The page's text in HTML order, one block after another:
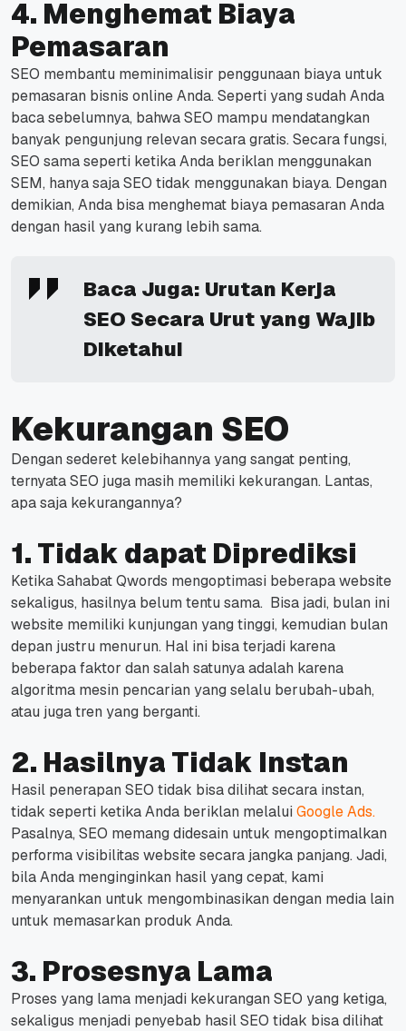
4. Menghemat Biaya
Pemasaran
SEO membantu meminimalisir penggunaan biaya untuk
pemasaran bisnis online Anda. Seperti yang sudah Anda
baca sebelumnya, bahwa SEO mampu mendatangkan
banyak pengunjung relevan secara gratis. Secara fungsi,
SEO sama seperti ketika Anda beriklan menggunakan
SEM, hanya saja SEO tidak menggunakan biaya. Dengan
demikian, Anda bisa menghemat biaya pemasaran Anda
dengan hasil yang kurang lebih sama.
Baca Juga: Urutan Kerja
SEO Secara Urut yang Wajib
Diketahui
Kekurangan SEO
Dengan sederet kelebihannya yang sangat penting,
ternyata SEO juga masih memiliki kekurangan. Lantas,
apa saja kekurangannya?
1. Tidak dapat Diprediksi
Ketika Sahabat Qwords mengoptimasi beberapa website
sekaligus, hasilnya belum tentu sama. Bisa jadi, bulan ini
website memiliki kunjungan yang tinggi, kemudian bulan
depan justru menurun. Hal ini bisa terjadi karena
beberapa faktor dan salah satunya adalah karena
algoritma mesin pencarian yang selalu berubah-ubah,
atau juga tren yang berganti.
2. Hasilnya Tidak Instan
Hasil penerapan SEO tidak bisa dilihat secara instan,
tidak seperti ketika Anda beriklan melalui Google Ads.
Pasalnya, SEO memang didesain untuk mengoptimalkan
performa visibilitas website secara jangka panjang. Jadi,
bila Anda menginginkan hasil yang cepat, kami
menyarankan untuk mengombinasikan dengan media lain
untuk memasarkan produk Anda.
3. Prosesnya Lama
Proses yang lama menjadi kekurangan SEO yang ketiga,
sekaligus menjadi penyebab hasil SEO tidak bisa dilihat